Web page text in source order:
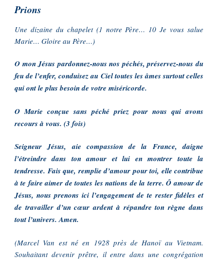
Prions
Une dizaine du chapelet (1 notre Père… 10 Je vous salue
Marie… Gloire au Père…)
O mon Jésus pardonnez-nous nos péchés, préservez-nous du
feu de l’enfer, conduisez au Ciel toutes les âmes surtout celles
qui ont le plus besoin de votre miséricorde.
O Marie conçue sans péché priez pour nous qui avons
recours à vous. (3 fois)
Seigneur Jésus, aie compassion de la France, daigne
l’étreindre dans ton amour et lui en montrer toute la
tendresse. Fais que, remplie d’amour pour toi, elle contribue
à te faire aimer de toutes les nations de la terre. Ô amour de
Jésus, nous prenons ici l’engagement de te rester fidèles et
de travailler d’un cœur ardent à répandre ton règne dans
tout l’univers. Amen.
(Marcel Van est né en 1928 près de Hanoï au Vietnam.
Souhaitant devenir prêtre, il entre dans une congrégation